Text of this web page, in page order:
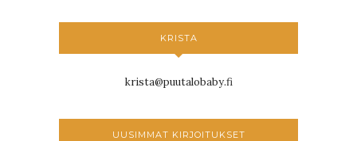
KRISTA
krista@puutalobaby.fi
UUSIMMAT KIRJOITUKSET